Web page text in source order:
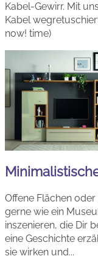
Kabel-Gewirr. Mit
Kabel
now! time)
Offene Flächen
gerne wie ein
inszenieren, die Dir
eine Geschichte
sie wirken und...